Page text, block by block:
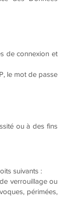
de connexion et
le mot de passe
ou à des fins
suivants :
verrouillage ou
périmées,